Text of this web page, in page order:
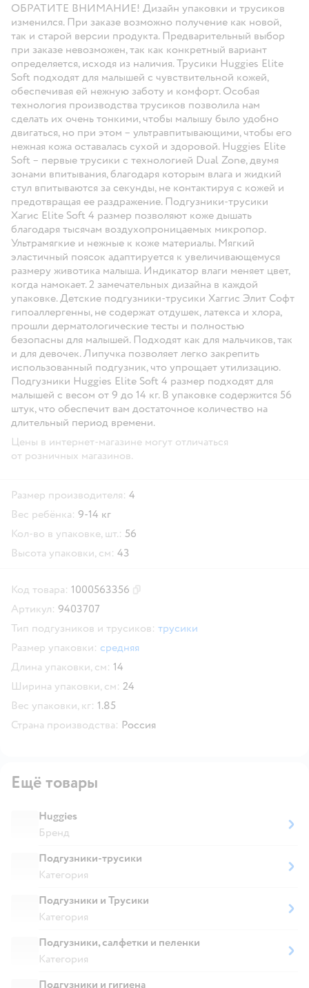
ОБРАТИТЕ ВНИМАНИЕ! Дизайн упаковки и трусиков
изменился. При заказе возможно получение как новой,
так и старой версии продукта. Предварительный выбор
при заказе невозможен, так как конкретный вариант
определяется, исходя из наличия. Трусики Huggies Elite
Soft подходят для малышей с чувствительной кожей,
обеспечивая ей нежную заботу и комфорт. Особая
технология производства трусиков позволила нам
сделать их очень тонкими, чтобы малышу было удобно
двигаться, но при этом – ультравпитывающими, чтобы его
нежная кожа оставалась сухой и здоровой. Huggies Elite
Soft – первые трусики с технологией Dual Zone, двумя
зонами впитывания, благодаря которым влага и жидкий
стул впитываются за секунды, не контактируя с кожей и
предотвращая ее раздражение. Подгузники-трусики
Хагис Elite Soft 4 размер позволяют коже дышать
благодаря тысячам воздухопроницаемых микропор.
Ультрамягкие и нежные к коже материалы. Мягкий
эластичный поясок адаптируется к увеличивающемуся
размеру животика малыша. Индикатор влаги меняет цвет,
когда намокает. 2 замечательных дизайна в каждой
упаковке. Детские подгузники-трусики Хаггис Элит Софт
гипоаллергенны, не содержат отдушек, латекса и хлора,
прошли дерматологические тесты и полностью
безопасны для малышей. Подходят как для мальчиков, так
и для девочек. Липучка позволяет легко закрепить
использованный подгузник, что упрощает утилизацию.
Подгузники Huggies Elite Soft 4 размер подходят для
малышей с весом от 9 до 14 кг. В упаковке содержится 56
штук, что обеспечит вам достаточное количество на
длительный период времени.
Цены в интернет-магазине могут отличаться
от розничных магазинов.
Размер производителя: 4
Вес ребёнка: 9-14 кг
Кол-во в упаковке, шт.: 56
Высота упаковки, см: 43
Код товара: 1000563356
Артикул: 9403707
Тип подгузников и трусиков: трусики
Размер упаковки: средняя
Длина упаковки, см: 14
Ширина упаковки, см: 24
Вес упаковки, кг: 1.85
Страна производства: Россия
Ещё товары
Huggies
Бренд
Подгузники-трусики
Категория
Подгузники и Трусики
Категория
Подгузники, салфетки и пеленки
Категория
Подгузники и гигиена